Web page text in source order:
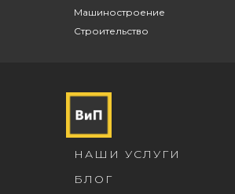
Машиностроение
Строительство
НАШИ УСЛУГИ
БЛОГ